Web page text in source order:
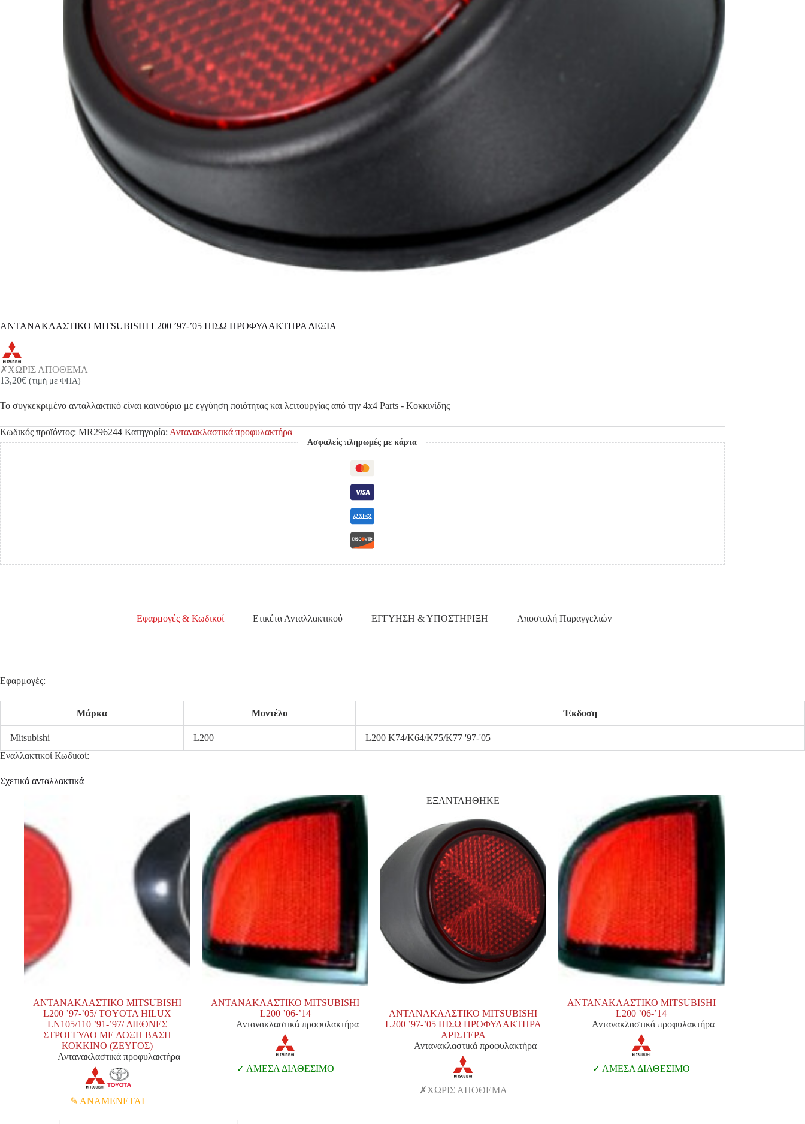
ΑΝΤΑΝΑΚΛΑΣΤΙΚΟ MITSUBISHI L200 ’97-’05 ΠΙΣΩ ΠΡΟΦΥΛΑΚΤΗΡΑ ΔΕΞΙΑ
ΧΩΡΙΣ ΑΠΟΘΕΜΑ
13,20€ (τιμή με ΦΠΑ)
Το συγκεκριμένο ανταλλακτικό είναι καινούριο με εγγύηση ποιότητας και λειτουργίας από την 4x4 Parts - Κοκκινίδης
Κωδικός προϊόντος: MR296244 Κατηγορία: Αντανακλαστικά προφυλακτήρα
Ασφαλείς πληρωμές με κάρτα
Εφαρμογές & Κωδικοί Ετικέτα Ανταλλακτικού ΕΓΓΥΗΣΗ & ΥΠΟΣΤΗΡΙΞΗ Αποστολή Παραγγελιών
Εφαρμογές:
Μάρκα Μοντέλο Έκδοση
Mitsubishi L200
L200 K74/K64/K75/K77 '97-'05
Εναλλακτικοί Κωδικοί:
Σχετικά ανταλλακτικά
ΑΝΤΑΝΑΚΛΑΣΤΙΚΟ MITSUBISHI
L200 ’97-’05/ TOYOTA HILUX
LN105/110 ’91-’97/ ΔΙΕΘΝΕΣ
ΣΤΡΟΓΓΥΛΟ ΜΕ ΛΟΞΗ ΒΑΣΗ
ΚΟΚΚΙΝΟ (ΖΕΥΓΟΣ)
Αντανακλαστικά προφυλακτήρα
ΑΝΑΜΕΝΕΤΑΙ
ΑΝΤΑΝΑΚΛΑΣΤΙΚΟ MITSUBISHI
L200 ’06-’14
Αντανακλαστικά προφυλακτήρα
ΑΜΕΣΑ ΔΙΑΘΕΣΙΜΟ
ΕΞΑΝΤΛΗΘΗΚΕ
ΑΝΤΑΝΑΚΛΑΣΤΙΚΟ MITSUBISHI
L200 ’97-’05 ΠΙΣΩ ΠΡΟΦΥΛΑΚΤΗΡΑ
ΑΡΙΣΤΕΡΑ
Αντανακλαστικά προφυλακτήρα
ΧΩΡΙΣ ΑΠΟΘΕΜΑ
ΑΝΤΑΝΑΚΛΑΣΤΙΚΟ MITSUBISHI
L200 ’06-’14
Αντανακλαστικά προφυλακτήρα
ΑΜΕΣΑ ΔΙΑΘΕΣΙΜΟ